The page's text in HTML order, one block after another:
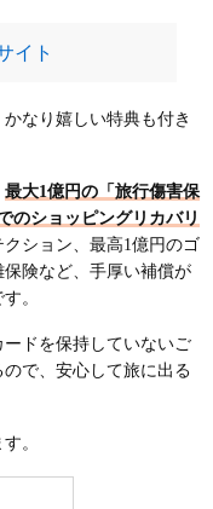
イト
なり嬉しい特典も付き
最大1億円の「旅行傷害保
のショッピングリカバリ
ション、最高1億円のゴ
険など、手厚い補償が
。
ドを保持していないご
で、安心して旅に出る
。